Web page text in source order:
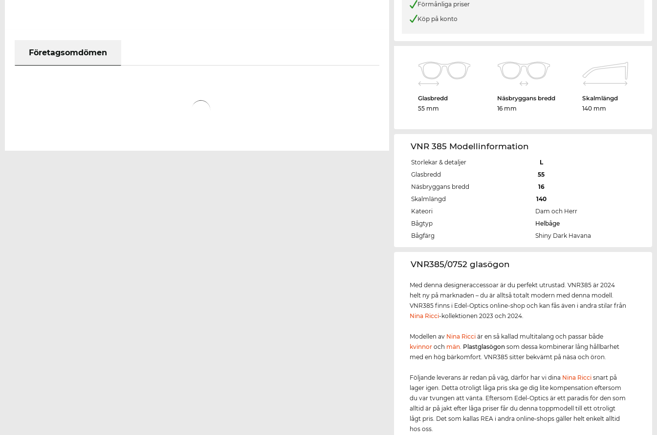
Företagsomdömen
Förmånliga priser
Köp på konto
Glasbredd
55 mm
Näsbryggans bredd
16 mm
Skalmlängd
140 mm
VNR 385 Modellinformation
Storlekar & detaljer
L
Glasbredd
55
Näsbryggans bredd
16
Skalmlängd
140
Kateori
Dam och Herr
Bågtyp
Helbåge
Bågfärg
Shiny Dark Havana
‌VNR385/0752 glasögon
Med denna designeraccessoar är du perfekt utrustad. VNR385 är 2024
helt ny på marknaden – du är alltså totalt modern med denna modell.
VNR385 finns i Edel-Optics online-shop och kan fås även i andra stilar från
Nina Ricci-kollektionen 2023 och 2024.
Modellen av Nina Ricci är en så kallad multitalang och passar både
kvinnor och män. Plastglasögon som dessa kombinerar lång hållbarhet
med en hög bärkomfort. VNR385 sitter bekvämt på näsa och öron.
Följande leverans är redan på väg, därför har vi dina Nina Ricci snart på
lager igen. Detta otroligt låga pris ska ge dig lite kompensation eftersom
du var tvungen att vänta. Eftersom Edel-Optics är ett paradis för den som
alltid är på jakt efter låga priser får du denna toppmodell till ett otroligt
lågt pris. Det som kallas REA i andra online-shops gäller helt enkelt alltid
hos oss.